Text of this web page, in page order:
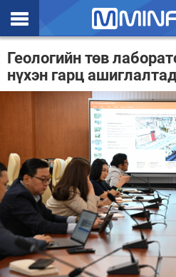
Эхлэл
Цаг агаар
Эдийн засаг
Үзэл бодол
Спорт
Нийгэм
Геологийн төв
нүхэн гарц